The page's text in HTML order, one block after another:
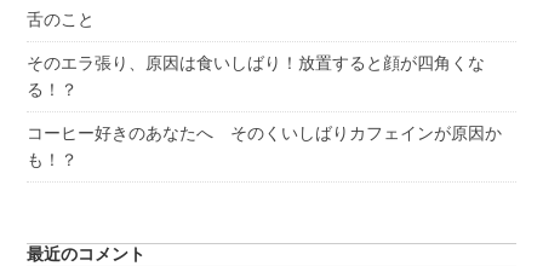
舌のこと
そのエラ張り、原因は食いしばり！放置すると顔が四角くな
る！？
コーヒー好きのあなたへ そのくいしばりカフェインが原因か
も！？
最近のコメント